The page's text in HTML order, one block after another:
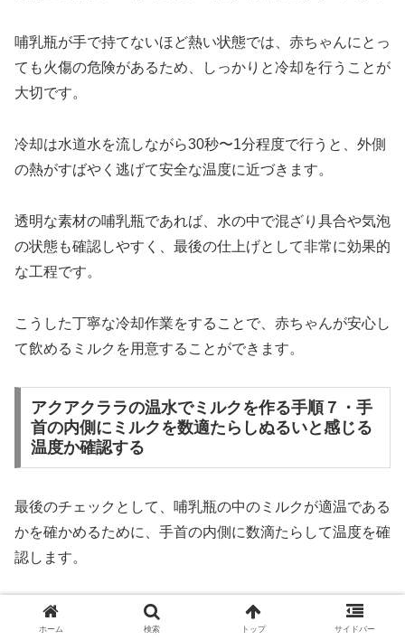
哺乳瓶が手で持てないほど熱い状態では、赤ちゃんにとっ
ても火傷の危険があるため、しっかりと冷却を行うことが
大切です。
冷却は水道水を流しながら30秒〜1分程度で行うと、外側
の熱がすばやく逃げて安全な温度に近づきます。
透明な素材の哺乳瓶であれば、水の中で混ざり具合や気泡
の状態も確認しやすく、最後の仕上げとして非常に効果的
な工程です。
こうした丁寧な冷却作業をすることで、赤ちゃんが安心し
て飲めるミルクを用意することができます。
アクアクララの温水でミルクを作る手順７・手
首の内側にミルクを数適たらしぬるいと感じる
温度か確認する
最後のチェックとして、哺乳瓶の中のミルクが適温である
かを確かめるために、手首の内側に数滴たらして温度を確
認します。
人の皮膚の中でも特に敏感な部分である手首に触れて、ぬ
るいと感じられればおおよそ40℃前後の適温です。
ホーム 検索 トップ サイドバー